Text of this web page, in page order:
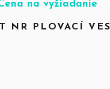
na vyžiadanie
NR PLOVACÍ